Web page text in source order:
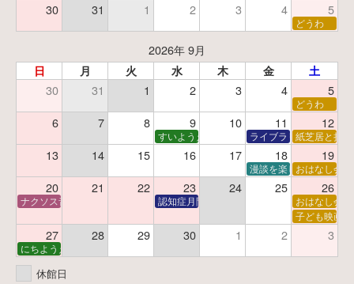
30 31 1 2 3 4 5
どうわ
2026年 9月
日 月 火 水 木 金 土
30 31 1 2 3 4 5
どうわ
6 7 8 9 10 11 12
すいようえほん ライブラリーシアター
紙芝居と折
13 14 15 16 17 18 19
漫談を楽しむ会 ～漫談
おはなし会
20 21 22 23 24 25 26
ナクソス音楽会 第6回 宇宙を感じるクラシック認知症月間 特別映画会「調査屋マオさんの恋
おはなし会
子ども映画会
27 28 29 30 1 2 3
にちようえほん
休館日